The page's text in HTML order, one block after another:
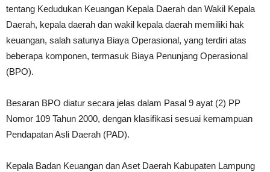
tentang Kedudukan Keuangan Kepala Daerah dan Wakil Kepala
Daerah, kepala daerah dan wakil kepala daerah memiliki hak
keuangan, salah satunya Biaya Operasional, yang terdiri atas
beberapa komponen, termasuk Biaya Penunjang Operasional
(BPO).
Besaran BPO diatur secara jelas dalam Pasal 9 ayat (2) PP
Nomor 109 Tahun 2000, dengan klasifikasi sesuai kemampuan
Pendapatan Asli Daerah (PAD).
Kepala Badan Keuangan dan Aset Daerah Kabupaten Lampung